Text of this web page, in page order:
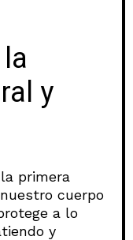
y
primera
cuerpo
a lo
y